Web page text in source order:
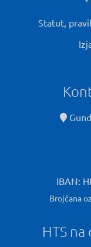
Statut,
IBAN:
Brojčana
HTS